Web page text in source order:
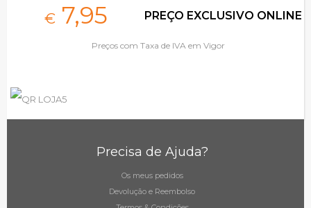
€ 7,95 PREÇO EXCLUSIVO ONLINE
Preços com Taxa de IVA em Vigor
Precisa de Ajuda?
Os meus pedidos
Devolução e Reembolso